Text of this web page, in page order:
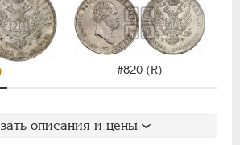
#820 (R)
описания и цены